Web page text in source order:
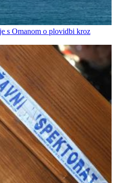
s Omanom o plovidbi kroz